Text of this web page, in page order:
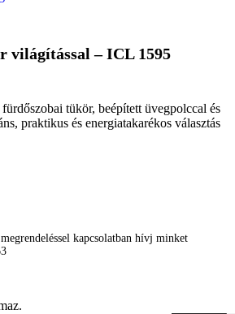
világítással – ICL 1595
tükör, beépített üvegpolccal és
praktikus és energiatakarékos választás
kapcsolatban hívj minket